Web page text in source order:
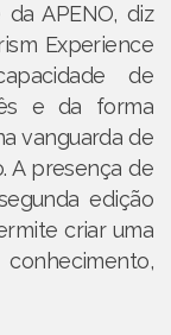
APENO, diz
Experience
de
e da forma
vanguarda de
A presença de
edição
criar uma